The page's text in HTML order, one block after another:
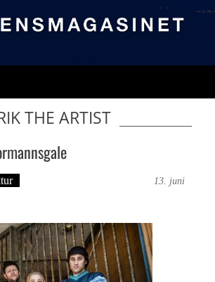
THE ARTIST
13. juni